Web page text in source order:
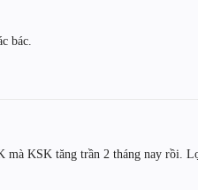
bác.
mà KSK tăng trần 2 tháng nay rồi.